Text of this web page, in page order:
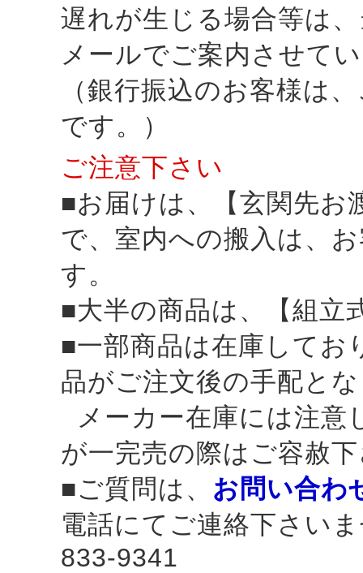
遅れが生じる場合等は
メールでご案内させて
（銀行振込のお客様は
です。）
ご注意下さい
■お届けは、【玄関先お
で、室内への搬入は、
す。
■大半の商品は、【組立
■一部商品は在庫してお
品がご注文後の手配と
メーカー在庫には注意
が一完売の際はご容赦
■ご質問は、 お問い合わ
電話にてご連絡下さい
833-9341